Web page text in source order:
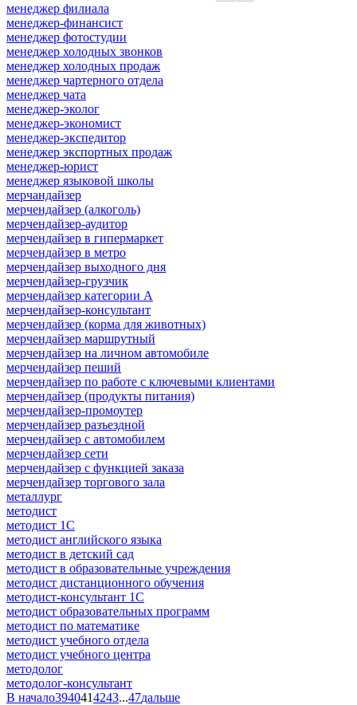
менеджер филиала
менеджер-финансист
менеджер фотостудии
менеджер холодных звонков
менеджер холодных продаж
менеджер чартерного отдела
менеджер чата
менеджер-эколог
менеджер-экономист
менеджер-экспедитор
менеджер экспортных продаж
менеджер-юрист
менеджер языковой школы
мерчандайзер
мерчендайзер (алкоголь)
мерчендайзер-аудитор
мерчендайзер в гипермаркет
мерчендайзер в метро
мерчендайзер выходного дня
мерчендайзер-грузчик
мерчендайзер категории A
мерчендайзер-консультант
мерчендайзер (корма для животных)
мерчендайзер маршрутный
мерчендайзер на личном автомобиле
мерчендайзер пеший
мерчендайзер по работе с ключевыми клиентами
мерчендайзер (продукты питания)
мерчендайзер-промоутер
мерчендайзер разъездной
мерчендайзер с автомобилем
мерчендайзер сети
мерчендайзер с функцией заказа
мерчендайзер торгового зала
металлург
методист
методист 1С
методист английского языка
методист в детский сад
методист в образовательные учреждения
методист дистанционного обучения
методист-консультант 1С
методист образовательных программ
методист по математике
методист учебного отдела
методист учебного центра
методолог
методолог-консультант
В начало3940414243...47дальше